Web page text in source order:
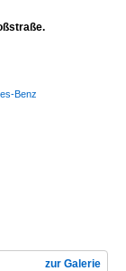
Benz
zur Galerie